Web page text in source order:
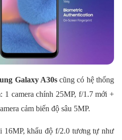
Galaxy A30scũng có hệ thống
1 camera chính 25MP, f/1.7 mới +
cảm biến độ sâu 5MP.
16MP, khẩu độ f/2.0 tương tự như